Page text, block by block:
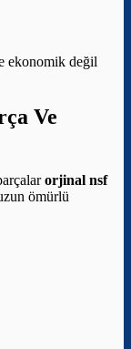
ekonomik değil
Ve
orjinal nsf
ömürlü